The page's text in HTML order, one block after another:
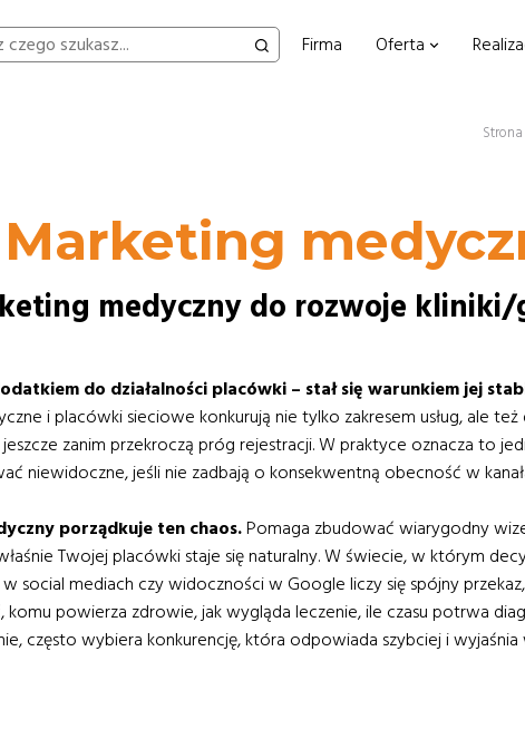
Firma Oferta
Marketing
medyczny do rozwoje
do działalności placówki – stał się warunkiem jej
i placówki sieciowe konkurują nie tylko zakresem usług, ale
jeszcze zanim przekroczą próg rejestracji. W praktyce oznacza to
niewidoczne, jeśli nie zadbają o konsekwentną obecność w
porządkuje ten chaos.Pomaga zbudować wiarygodny
Twojej placówki staje się naturalny. W świecie, w którym
social mediach czy widoczności w Google liczy się spójny
powierza zdrowie, jak wygląda leczenie, ile czasu potrwa
często wybiera konkurencję, która odpowiada szybciej i wyjaśnia